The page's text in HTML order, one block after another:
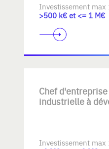
Investissement max :
>500 k€ et <= 1 M€
Chef
industrielle à
Investissement max :